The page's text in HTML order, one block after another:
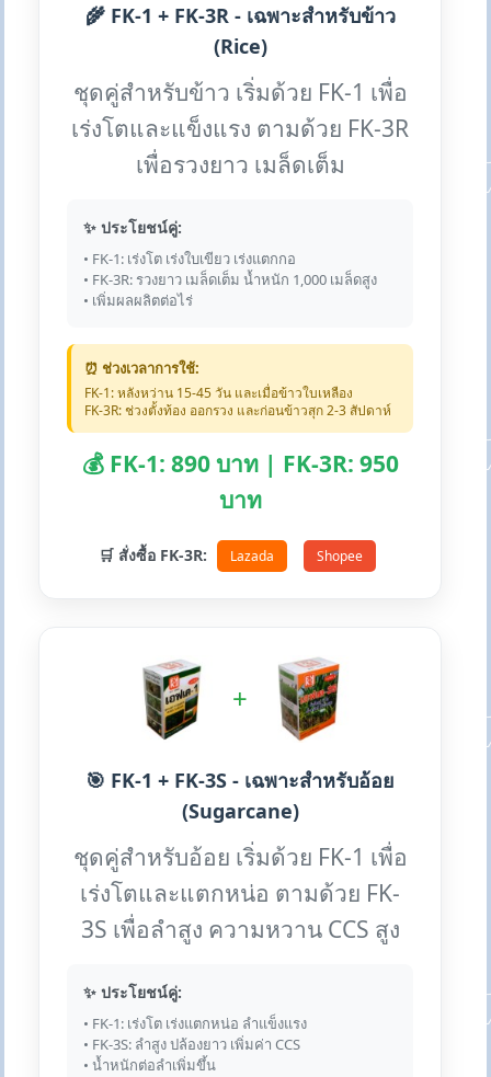
🌾 FK-1 + FK-3R - เฉพาะสำหรับข้าว
(Rice)
ชุดคู่สำหรับข้าว เริ่มด้วย FK-1 เพื่อ
เร่งโตและแข็งแรง ตามด้วย FK-3R
เพื่อรวงยาว เมล็ดเต็ม
✨ ประโยชน์คู่:
• FK-1: เร่งโต เร่งใบเขียว เร่งแตกกอ
• FK-3R: รวงยาว เมล็ดเต็ม น้ำหนัก 1,000 เมล็ดสูง
• เพิ่มผลผลิตต่อไร่
⏰ ช่วงเวลาการใช้:
FK-1: หลังหว่าน 15-45 วัน และเมื่อข้าวใบเหลือง
FK-3R: ช่วงตั้งท้อง ออกรวง และก่อนข้าวสุก 2-3 สัปดาห์
💰 FK-1: 890 บาท | FK-3R: 950
บาท
🛒 สั่งซื้อ FK-3R: Lazada Shopee
+
🎯 FK-1 + FK-3S - เฉพาะสำหรับอ้อย
(Sugarcane)
ชุดคู่สำหรับอ้อย เริ่มด้วย FK-1 เพื่อ
เร่งโตและแตกหน่อ ตามด้วย FK-
3S เพื่อลำสูง ความหวาน CCS สูง
✨ ประโยชน์คู่:
• FK-1: เร่งโต เร่งแตกหน่อ ลำแข็งแรง
• FK-3S: ลำสูง ปล้องยาว เพิ่มค่า CCS
• น้ำหนักต่อลำเพิ่มขึ้น